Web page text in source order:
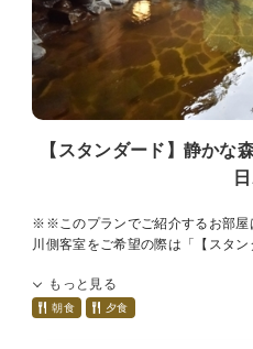
(朝は乳酸菌飲料をご用意しており
◎遅めのご夕食の方に、お凌ぎコー
◎小腹が空いたらお夜食に夜鳴きそ
(ご提供のお時間は日によって変わ
●阿寒湖バスセンターより無料送迎
※2日前までに要予約。ホテルまで
【スタンダード】静かな
※※このプランでご紹介するお部
川側客室をご希望の際は「【スタ
さい。
【お食事】
もっと見る
朝食 夕食